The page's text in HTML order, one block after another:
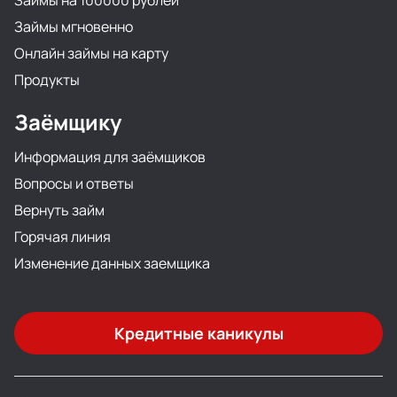
Займы мгновенно
Онлайн займы на карту
Продукты
Заёмщику
Информация для заёмщиков
Вопросы и ответы
Вернуть займ
Горячая линия
Изменение данных заемщика
Кредитные каникулы